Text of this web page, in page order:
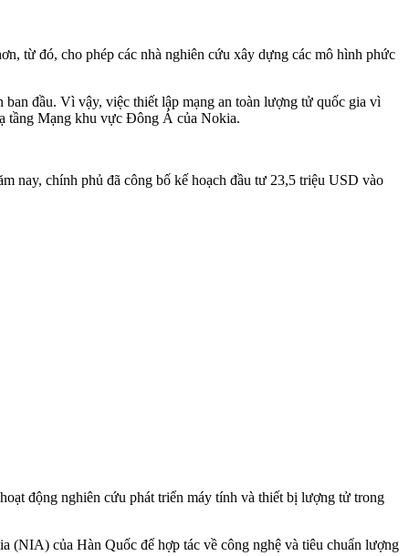
từ đó, cho phép các nhà nghiên cứu xây dựng các mô hình phức
đầu. Vì vậy, việc thiết lập mạng an toàn lượng tử quốc gia vì
tầng Mạng khu vực Đông Á của Nokia.
nay, chính phủ đã công bố kế hoạch đầu tư 23,5 triệu USD vào
động nghiên cứu phát triển máy tính và thiết bị lượng tử trong
của Hàn Quốc để hợp tác về công nghệ và tiêu chuẩn lượng